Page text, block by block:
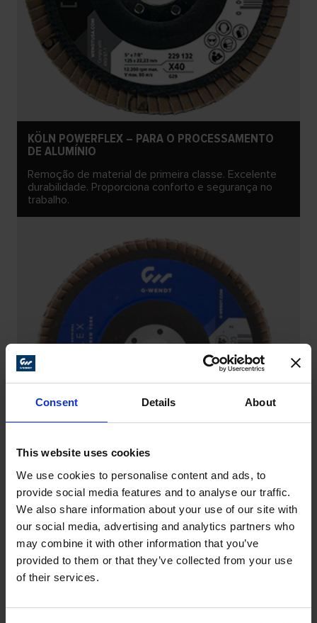
Consent Details About
This website uses cookies
We use cookies to personalise content and ads, to
provide social media features and to analyse our traffic.
We also share information about your use of our site with
our social media, advertising and analytics partners who
may combine it with other information that you’ve
provided to them or that they’ve collected from your use
of their services.
KÖLN POWERFLEX – PARA O PROCESSAMENTO
DE ALUMÍNIO
Remoção de material de primeira classe. Excelente
durabilidade. Proporciona conforto e segurança no
trabalho.
NEW YORK POWERFLEX – ZIRCÔNIO
Remoção de material de primeira classe. Excelente
durabilidade. Proporciona conforto e segurança no
trabalho.